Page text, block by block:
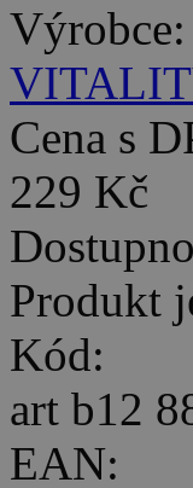
Výrobce:
Cena s
229 Kč
Produkt
Kód:
art b12
EAN: